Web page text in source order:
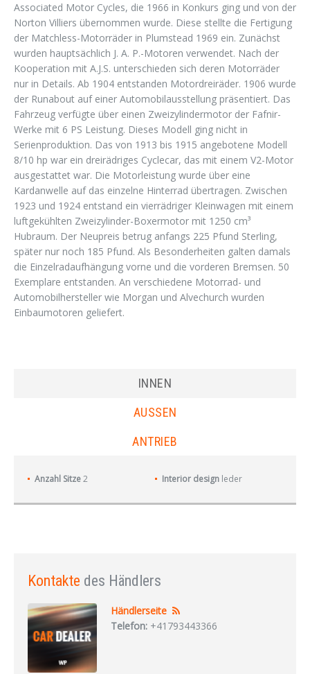
Associated Motor Cycles, die 1966 in Konkurs ging und von der
Norton Villiers übernommen wurde. Diese stellte die Fertigung
der Matchless-Motorräder in Plumstead 1969 ein. Zunächst
wurden hauptsächlich J. A. P.-Motoren verwendet. Nach der
Kooperation mit A.J.S. unterschieden sich deren Motorräder
nur in Details. Ab 1904 entstanden Motordreiräder. 1906 wurde
der Runabout auf einer Automobilausstellung präsentiert. Das
Fahrzeug verfügte über einen Zweizylindermotor der Fafnir-
Werke mit 6 PS Leistung. Dieses Modell ging nicht in
Serienproduktion. Das von 1913 bis 1915 angebotene Modell
8/10 hp war ein dreirädriges Cyclecar, das mit einem V2-Motor
ausgestattet war. Die Motorleistung wurde über eine
Kardanwelle auf das einzelne Hinterrad übertragen. Zwischen
1923 und 1924 entstand ein vierrädriger Kleinwagen mit einem
luftgekühlten Zweizylinder-Boxermotor mit 1250 cm³
Hubraum. Der Neupreis betrug anfangs 225 Pfund Sterling,
später nur noch 185 Pfund. Als Besonderheiten galten damals
die Einzelradaufhängung vorne und die vorderen Bremsen. 50
Exemplare entstanden. An verschiedene Motorrad- und
Automobilhersteller wie Morgan und Alvechurch wurden
Einbaumotoren geliefert.
INNEN
AUSSEN
ANTRIEB
Anzahl Sitze 2 Interior design leder
Kontakte des Händlers
Händlerseite
Telefon: +41793443366